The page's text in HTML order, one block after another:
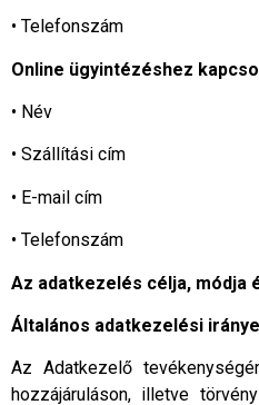
• Telefonszám
Online ügyintézéshez
• Név
• Szállítási cím
• E-mail cím
• Telefonszám
Az adatkezelés célja, módja
Általános adatkezelési
Az Adatkezelő
hozzájáruláson, illetve